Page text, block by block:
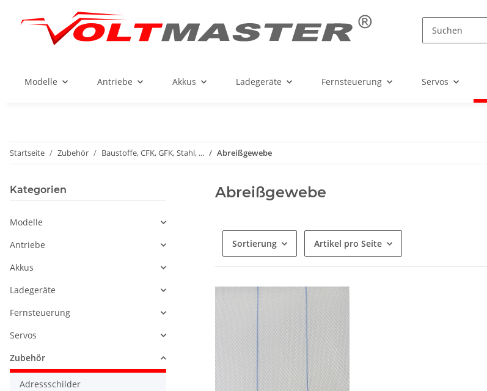
Modelle Antriebe Akkus Ladegeräte Fernsteuerung Servos
Startseite Zubehör Baustoffe, CFK, GFK, Stahl, ... Abreißgewebe
Abreißgewebe
Sortierung Artikel pro Seite
Kategorien
Modelle
Antriebe
Akkus
Ladegeräte
Fernsteuerung
Servos
Zubehör
Adressschilder